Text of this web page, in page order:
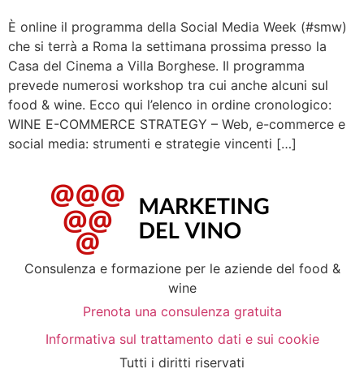
È online il programma della Social Media Week (#smw)
che si terrà a Roma la settimana prossima presso la
Casa del Cinema a Villa Borghese. Il programma
prevede numerosi workshop tra cui anche alcuni sul
food & wine. Ecco qui l’elenco in ordine cronologico:
WINE E-COMMERCE STRATEGY – Web, e-commerce e
social media: strumenti e strategie vincenti […]
Consulenza e formazione per le aziende del food &
wine
Prenota una consulenza gratuita
Informativa sul trattamento dati e sui cookie
Tutti i diritti riservati